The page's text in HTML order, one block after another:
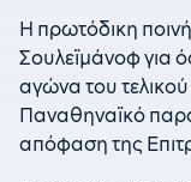
Η πρωτόδικη
Σουλεϊμάνοφ για
αγώνα του
Παναθηναϊκό
απόφαση της